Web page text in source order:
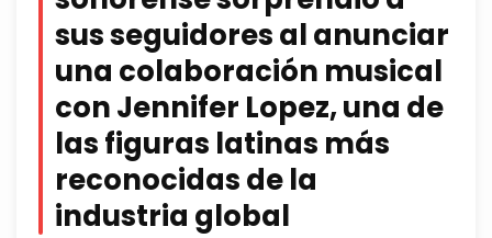
sus seguidores al anunciar
una colaboración musical
con Jennifer Lopez, una de
las figuras latinas más
reconocidas de la
industria global